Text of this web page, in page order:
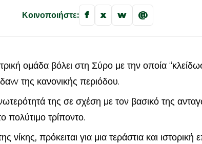
Κοινοποιήστε: f x w @
ομάδα βόλει στη Σύρο με την οποία
της κανονικής περιόδου.
της σε σχέση με τον βασικό της
πολύτιμο τρίποντο.
πρόκειται για μια τεράστια και ιστορική